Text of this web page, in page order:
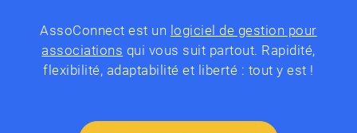
AssoConnect est un logiciel de gestion pour
associations qui vous suit partout. Rapidité,
flexibilité, adaptabilité et liberté : tout y est !